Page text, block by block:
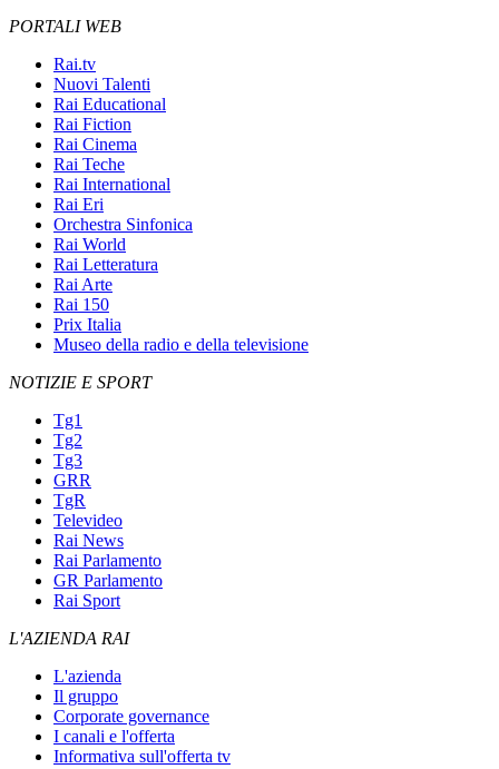
PORTALI WEB
Rai.tv
Nuovi Talenti
Rai Educational
Rai Fiction
Rai Cinema
Rai Teche
Rai International
Rai Eri
Orchestra Sinfonica
Rai World
Rai Letteratura
Rai Arte
Rai 150
Prix Italia
Museo della radio e della televisione
NOTIZIE E SPORT
Tg1
Tg2
Tg3
GRR
TgR
Televideo
Rai News
Rai Parlamento
GR Parlamento
Rai Sport
L'AZIENDA RAI
L'azienda
Il gruppo
Corporate governance
I canali e l'offerta
Informativa sull'offerta tv